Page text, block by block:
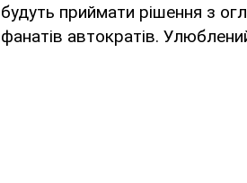
будуть приймати рішення з
фанатів автократів.